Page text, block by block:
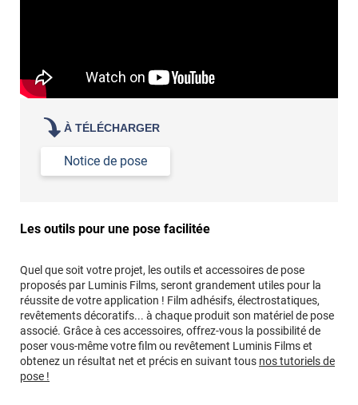
À TÉLÉCHARGER
Notice de pose
Les outils pour une pose facilitée
Quel que soit votre projet, les outils et accessoires de pose
proposés par Luminis Films, seront grandement utiles pour la
réussite de votre application ! Film adhésifs, électrostatiques,
revêtements décoratifs... à chaque produit son matériel de pose
associé. Grâce à ces accessoires, offrez-vous la possibilité de
poser vous-même votre film ou revêtement Luminis Films et
obtenez un résultat net et précis en suivant tous nos tutoriels de
pose !